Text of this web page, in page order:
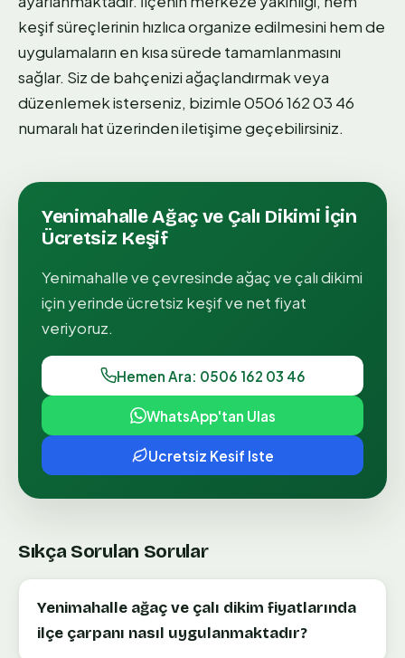
keşif süreçlerinin hızlıca organize edilmesini hem de
uygulamaların en kısa sürede tamamlanmasını
sağlar. Siz de bahçenizi ağaçlandırmak veya
düzenlemek isterseniz, bizimle 0506 162 03 46
numaralı hat üzerinden iletişime geçebilirsiniz.
YenimahalleAğaç ve Çalı Dikimi İçin
Ücretsiz Keşif
Yenimahalleve çevresindeağaç ve çalı dikimi
için yerinde ücretsiz keşif ve net fiyat
veriyoruz.
Hemen Ara: 0506 162 03 46
WhatsApp'tan Ulas
Ucretsiz Kesif Iste
Sıkça Sorulan Sorular
Yenimahalle ağaç ve çalı dikim fiyatlarında
ilçe çarpanı nasıl uygulanmaktadır?